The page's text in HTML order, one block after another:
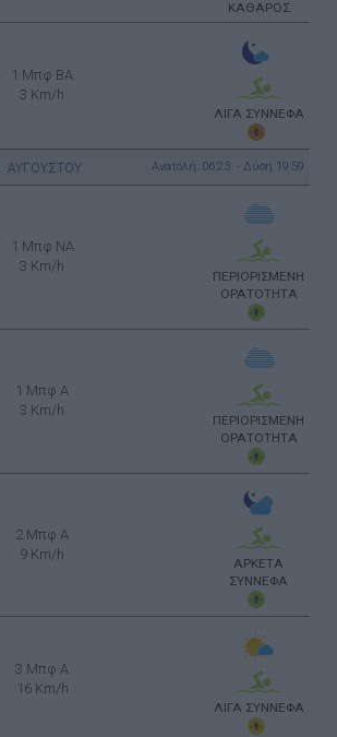
ΚΑΘΑΡΟΣ
1 Μπφ BA
3 Km/h
ΛΙΓΑ ΣΥΝΝΕΦΑ
ΑΥΓΟΥΣΤΟΥ Ανατολή: 06:23 - Δύση 19:59
1 Μπφ NA
3 Km/h
ΠΕΡΙΟΡΙΣΜΕΝΗ
ΟΡΑΤΟΤΗΤΑ
1 Μπφ Α
3 Km/h
ΠΕΡΙΟΡΙΣΜΕΝΗ
ΟΡΑΤΟΤΗΤΑ
2 Μπφ Α
9 Km/h
ΑΡΚΕΤΑ
ΣΥΝΝΕΦΑ
3 Μπφ Α
16 Km/h
ΛΙΓΑ ΣΥΝΝΕΦΑ